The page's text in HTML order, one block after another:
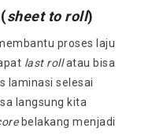
sheet to roll)
proses laju
last rollatau bisa
laminasi selesai
langsung kita
belakang menjadi